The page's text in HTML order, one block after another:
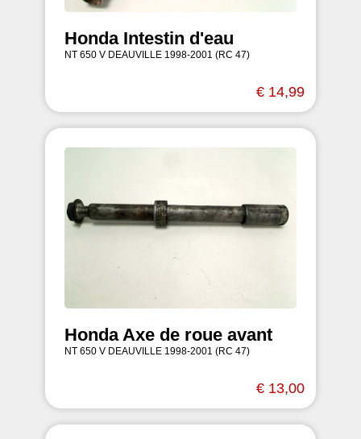
Honda Intestin d'eau
NT 650 V DEAUVILLE 1998-2001 (RC 47)
€ 14,99
Honda Axe de roue avant
NT 650 V DEAUVILLE 1998-2001 (RC 47)
€ 13,00